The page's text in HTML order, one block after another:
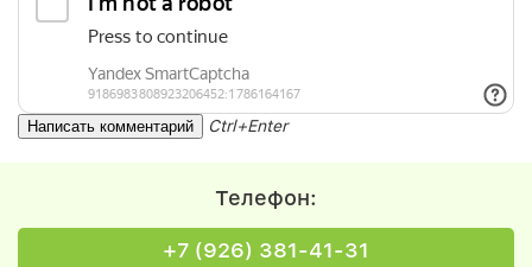
Ctrl+Enter
Телефон:
+7 (926) 381-41-31